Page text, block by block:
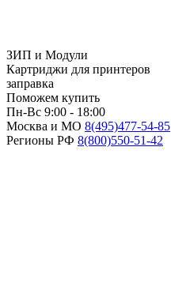
ЗИП и Модули
Картриджи для принтеров
заправка
Поможем купить
Пн-Вс 9:00 - 18:00
Москва и МО 8(495)477-54-85
Регионы РФ 8(800)550-51-42